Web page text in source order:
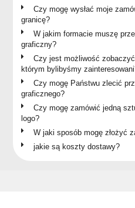
Czy mogę wysłać moje
granicę?
W jakim formacie muszę
graficzny?
Czy jest możliwość
którym bylibyśmy
Czy mogę Państwu zlecić
graficznego?
Czy mogę zamówić jedną
logo?
W jaki sposób mogę złożyć
jakie są koszty dostawy?